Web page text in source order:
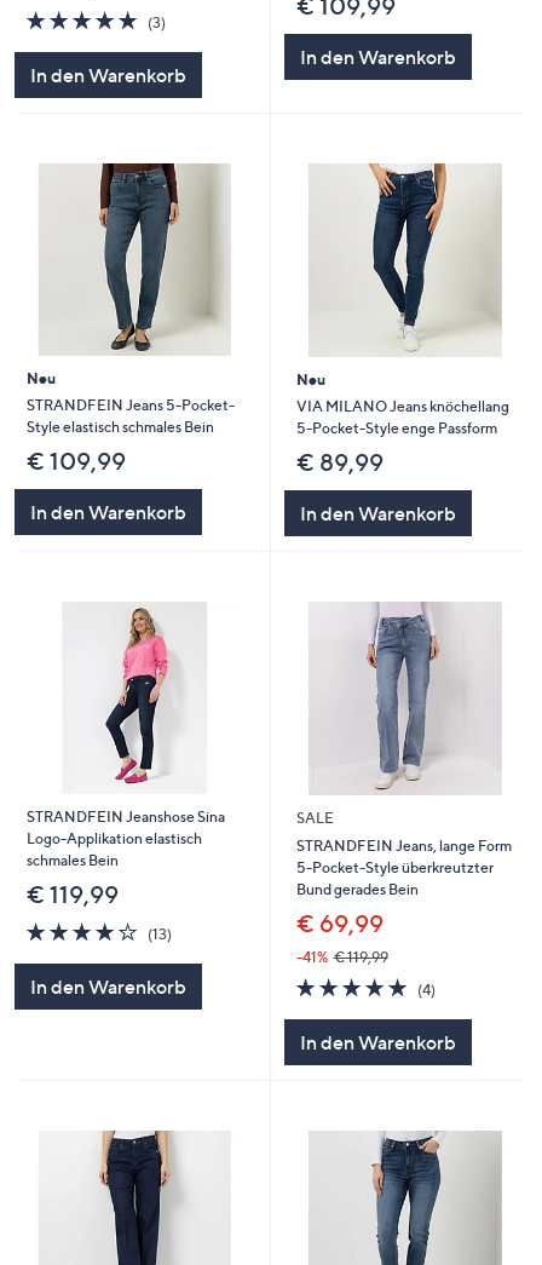
5.0
von
(3)3
In den Warenkorb
€ 109,99
In den Warenkorb
Neu
STRANDFEIN Jeans 5-Pocket-
Style elastisch schmales Bein
€ 109,99
In den Warenkorb
Neu
VIA MILANO Jeans knöchellang
5-Pocket-Style enge Passform
€ 89,99
In den Warenkorb
STRANDFEIN Jeanshose Sina
Logo-Applikation elastisch
schmales Bein
€ 119,99
4.0
von
(13)13
In den Warenkorb
SALE
STRANDFEIN Jeans, lange Form
5-Pocket-Style überkreutzter
Bund gerades Bein
€ 69,99
-41% € 119,99
5.0
von
(4)4
In den Warenkorb